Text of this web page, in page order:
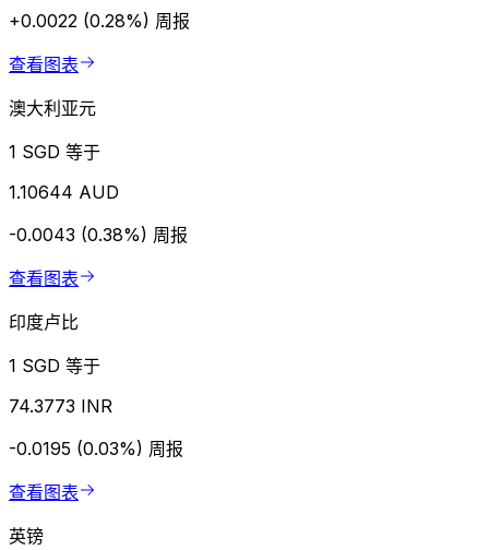
+0.0022 (0.28%) 周报
查看图表
澳大利亚元
1 SGD 等于
1.10644 AUD
-0.0043 (0.38%) 周报
查看图表
印度卢比
1 SGD 等于
74.3773 INR
-0.0195 (0.03%) 周报
查看图表
英镑